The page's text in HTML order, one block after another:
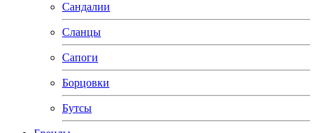
Сандалии
Сланцы
Сапоги
Борцовки
Бутсы